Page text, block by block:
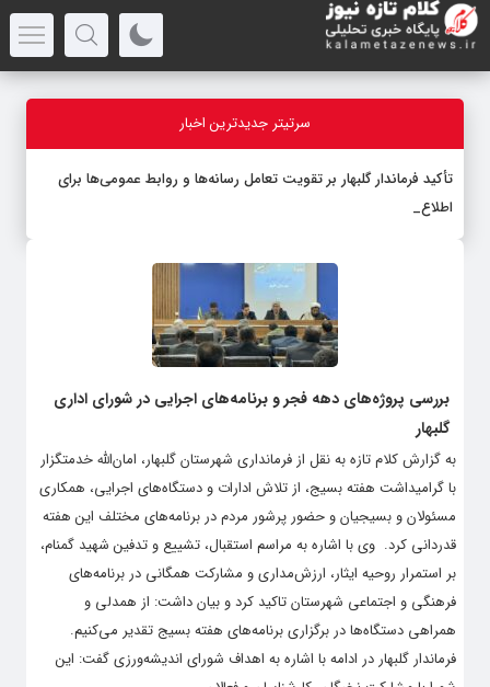
سرتیتر جدیدترین اخبار
تأکید فرماندار گلبهار بر تقویت تعامل رسانه‌ها و روابط عمومی‌ها برای
اطلاع‌رسان
بررسی پروژه‌های دهه فجر و برنامه‌های اجرایی در شورای اداری
گلبهار
به گزارش کلام تازه به نقل از فرمانداری شهرستان گلبهار، امان‌الله خدمتگزار
با گرامیداشت هفته بسیج، از تلاش ادارات و دستگاه‌های اجرایی، همکاری
مسئولان و بسیجیان و حضور پرشور مردم در برنامه‌های مختلف این هفته
قدردانی کرد. ‌ وی با اشاره به مراسم استقبال، تشییع و تدفین شهید گمنام،
بر استمرار روحیه ایثار، ارزش‌مداری و مشارکت همگانی در برنامه‌های
فرهنگی و اجتماعی شهرستان تاکید کرد و بیان داشت: از همدلی و
همراهی دستگاه‌ها در برگزاری برنامه‌های هفته بسیج تقدیر می‌کنیم. ‌
فرماندار گلبهار در ادامه با اشاره به اهداف شورای اندیشه‌ورزی گفت: این